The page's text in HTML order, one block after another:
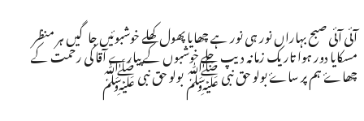
آئی آئی صبح بہاراں نور ہی نور ہے چھایا پھول کھلے خوشبوئیں جاگیں ہر منظر
مسکایا دور ہوا تاریک زمانہ دیپ جلے خوشبوں کے پیارے آقا کی رحمت کے
چھاۓ ہم پر ساۓ بولو حق نبی ﷺ بولو حق نبی ﷺ